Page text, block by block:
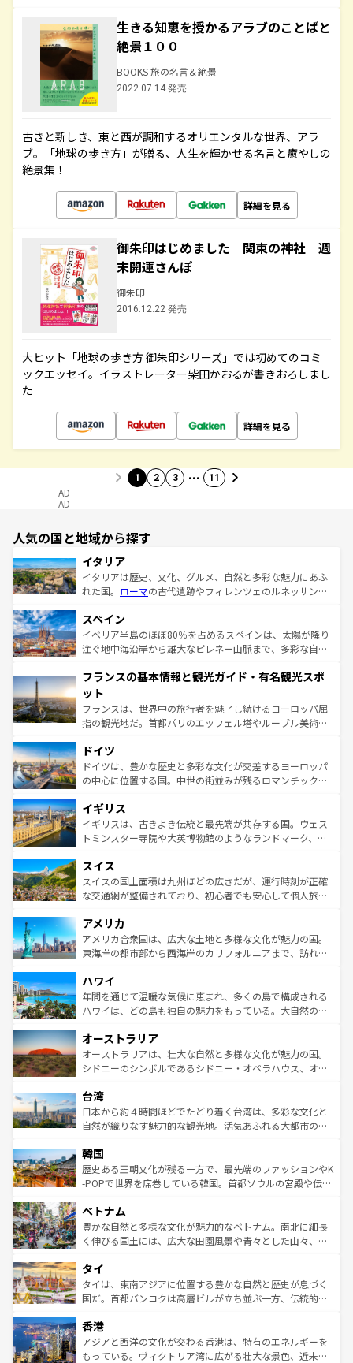
生きる知恵を授かるアラブのことばと
絶景１００
BOOKS 旅の名言＆絶景
2022.07.14 発売
古きと新しき、東と西が調和するオリエンタルな世界、アラ
ブ。「地球の歩き方」が贈る、人生を輝かせる名言と癒やしの
絶景集！
詳細を見る
御朱印はじめました 関東の神社 週
末開運さんぽ
御朱印
2016.12.22 発売
大ヒット「地球の歩き方 御朱印シリーズ」では初めてのコミ
ックエッセイ。イラストレーター柴田かおるが書きおろしまし
た
詳細を見る
1 2 3 … 11
AD
AD
人気の国と地域から探す
イタリア
イタリアは歴史、文化、グルメ、自然と多彩な魅力にあふ
れた国。 ローマの古代遺跡やフィレンツェのルネッサンス
ろん、トスカーナの美しい田園風景やアマルフィ海岸の絶
景など、自然景観も見逃せない。観光の合間には、本場の
ピザやパスタなど、絶品のイタリア料理を堪能することも
ませてくれるイタリアで、忘れられない旅をしてみよう！
なお、新着のイタリア情報は
しい。
スペイン
イベリア半島のほぼ80％を占めるスペインは、太陽が降り
注ぐ地中海沿岸から雄大なピレネー山脈まで、多彩な自然
文化が根付くこの国では、情熱的なフラメンコ、熱気あふ
れる闘牛、そして美味しいタパスが生活の一部となってい
る。首都マドリードの洗練された雰囲気や、バルセロナの
アートに溢れた街角から、地方では古代ローマ遺跡や中世
せる。地方によって風土や気候が異なるスペインはその個
性で訪れる人を魅了する。 なお、新着のスペイン情報は コ
ンテンツ一覧を参照してほしい。
フランスの基本情報と観光ガイド・有名観光スポ
ット
フランスは、世界中の旅行者を魅了し続けるヨーロッパ屈
指の観光地だ。首都パリのエッフェル塔やルーブル美術館
で、幅広い魅力が詰まっている。華麗な宮殿、歴史的な大
聖堂、美しいビーチ、そして豊かな自然が、訪れる者を心
から魅了する。また、フランスは美食の国としても知ら
いる。シャンパンの発祥地であるランス、プロヴァンスの
香り高いラベンダー畑など、多彩な楽しみ方が可能だ。さ
らに、パリ以外の地域にも魅力が溢れており、どの街角に
れる地方に足を運ぶとそれぞれで全く異なる文化を体験で
きるだろう。 なお、新着のフランス情報はコンテンツ一覧
を参照してほしい。
ドイツ
ドイツは、豊かな歴史と多彩な文化が交差するヨーロッパ
の中心に位置する国。中世の街並みが残るロマンチック街
顔を持つこの国は、どこを歩いても飽きることがない。ベ
ルリンの文化的活気、バイエルン州のアルプスの絶景、そ
してライン川沿いのワイン畑といった風景は必見。ビール
は、お酒好きな人にはぜひ体験してほしい。 なお、新着の
ドイツ情報はコンテンツ一覧を参照してほしい。
イギリス
イギリスは、古きよき伝統と最先端が共存する国。ウェス
トミンスター寺院や大英博物館のようなランドマーク、歴
リアごとに異なる魅力がある。また、優雅なアフタヌーン
ティー、ビール好きにはたまらない英国パブ、サッカー観
戦など、本場だからこそできる体験も豊富。イギリスを旅
ンツ一覧を参照してほしい。
スイス
スイスの国土面積は九州ほどの広さだが、運行時刻が正確
な交通網が整備されており、初心者でも安心して個人旅行
の建物がそのまま残る町や、スイスならではのユニークな
博物館もあり、アルプス観光だけでなく町歩きも満喫する
ことができる。国民の所得が高いため物価も高いが、旅行
ば市内交通費無料で観光を楽しむこともできる。 なお、新
着のスイス情報はコンテンツ一覧 を参照してほしい。
アメリカ
アメリカ合衆国は、広大な土地と多様な文化が魅力の国。
東海岸の都市部から西海岸のカリフォルニアまで、訪れる
のような巨大都市は、観光、ショッピング、エンターテイ
ンメントが詰まった刺激的なスポットだ。一方、アメリカ
西部には大自然が広がり、グランドキャニオンやイエロー
部のニューオーリンズでは、音楽と美食が融合した独特の
文化が魅力。旅行者はアメリカの各地域で異なる魅力を楽
しみながら、その多様性と豊かな歴史を感じることができ
ならではの贅沢な旅のスタイルだ。 なお、新着のアメリカ
情報はコンテンツ一覧を参照してほしい。
ハワイ
年間を通じて温暖な気候に恵まれ、多くの島で構成される
ハワイは、どの島も独自の魅力をもっている。大自然の神
ワイ島は見逃せない。また、定番の観光地といえばオアフ
島だが、静かな自然を求めるならマウイ島やカウアイ島が
おすすめ。エメラルドグリーンに輝く海をはじめ、豊かな
れるおもてなしの心で訪れる人々を迎えてくれるハワイの
人々、おいしいローカルフードやハワイアンミュージッ
ク、伝統的なフラダンスなど、すべてがハワイの魅力を彩
ワイを、存分に味わってほしい。 なお、新着のハワイ情報
はコンテンツ一覧を参照してほしい。
オーストラリア
オーストラリアは、壮大な自然と多様な文化が魅力の国。
シドニーのシンボルであるシドニー・オペラハウス、オー
リアリーフや大陸中央部にそびえるウルル（エアーズロッ
ク）、タスマニアの美しい原生林やケアンズの熱帯雨林な
ど、見どころがたくさん。また、カフェやワイン、オージ
いる。アクティビティも充実しており、サーフィンやダイ
ビング、ハイキングなど、アウトドア好きにはたまらな
い。オーストラリアの多彩な魅力を存分に味わいつくそ
参照してほしい。
台湾
日本から約４時間ほどでたどり着く台湾は、多彩な文化と
自然が織りなす魅力的な観光地。活気あふれる大都市の台
ン）、静ひつな山岳地帯である台湾東部など、都市の喧騒
と山間の静けさが共存しており、訪れる人に新しい発見と
驚きをもたらしてくれる。また、奥深い台湾の食文化も魅
容にもいいと評判のスイーツなど、バラエティ豊かな料理
が味わえる。 なお、新着の台湾情報は コンテンツ一覧を参
照してほしい。
韓国
歴史ある王朝文化が残る一方で、最先端のファッションやK
-POPで世界を席巻している韓国。首都ソウルの宮殿や伝統
き、地方に足を延ばせば四季折々の自然美を楽しむことが
できる。そして、キムチや焼肉、絶品のストリートフード
まで、さまざまな韓国料理が待っている。夜には、韓国な
リティに包まれながら、韓国の多彩な魅力を心ゆくまで味
わってみてほしい。 なお、新着の韓国情報はコンテンツ一
覧を参照してほしい。
ベトナム
豊かな自然と多様な文化が魅力的なベトナム。南北に細長
く伸びる国土には、広大な田園風景や青々とした山々、世
急速な発展と共に伝統が息づく。ハノイの古い町並みやホ
ーチミン市のフランス統治時代の建物も、独特の雰囲気を
醸し出している。また、バラエティの豊かさとおいしさで
とつ。フォーやバインミー、ベトナムコーヒーなどは、ぜ
ひ現地で味わいたい。どの地域を訪れてもあたたかい人々
が旅行者を迎えてくれるので、きっと忘れられない旅にな
タイ
タイは、東南アジアに位置する豊かな自然と歴史が息づく
国だ。首都バンコクは高層ビルが立ち並ぶ一方、伝統的な
の活気が交差している。北部ではチェンマイなどの山岳地
帯で自然と触れ合い、南部ではプーケットやクラビの美し
いビーチでリゾート気分を楽しむことができる。タイ料理
香港
アジアと西洋の文化が交わる香港は、特有のエネルギーを
もっている。ヴィクトリア湾に広がる壮大な景色、近未来